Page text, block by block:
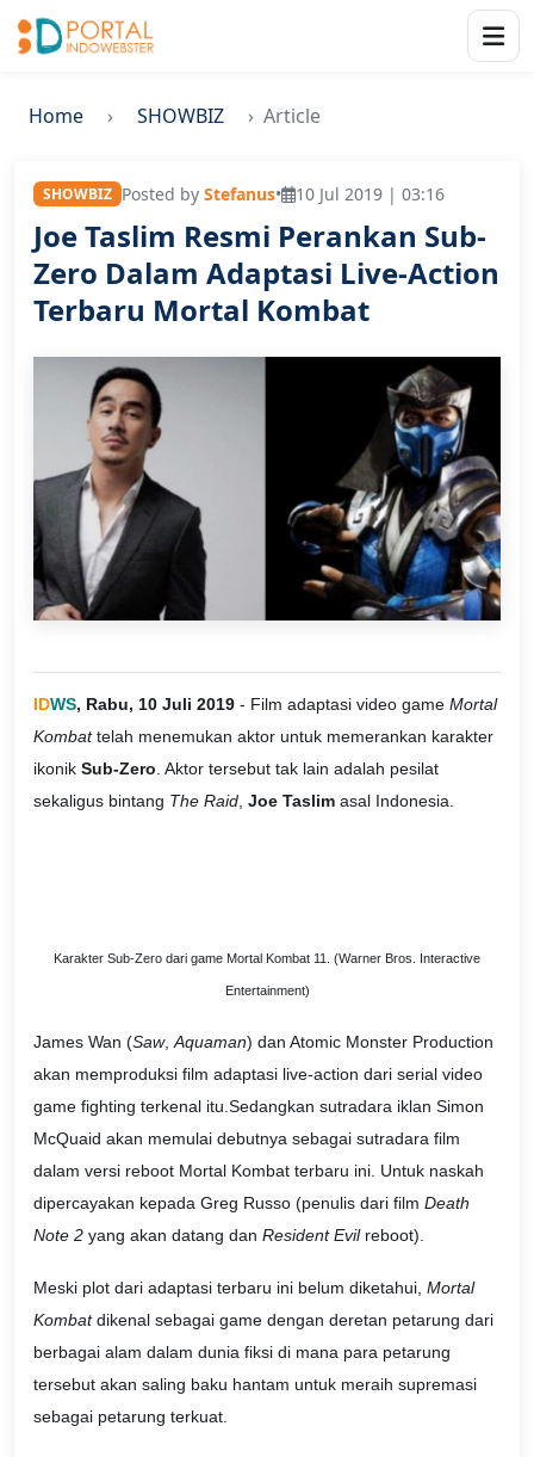
Home SHOWBIZ Article
SHOWBIZ Posted by Stefanus• 10 Jul 2019 | 03:16
Joe Taslim Resmi Perankan Sub-
Zero Dalam Adaptasi Live-Action
Terbaru Mortal Kombat
IDWS, Rabu, 10 Juli 2019 - Film adaptasi video game Mortal
Kombattelah menemukan aktor untuk memerankan karakter
ikonik Sub-Zero . Aktor tersebut tak lain adalah pesilat
sekaligus bintang The Raid Joe Taslim asal Indonesia.
Karakter Sub-Zero dari game Mortal Kombat 11. (Warner Bros. Interactive
Entertainment)
James Wan (Saw, Aquaman) dan Atomic Monster Production
akan memproduksi film adaptasi live-action dari serial video
game fighting terkenal itu.Sedangkan sutradara iklan Simon
McQuaid akan memulai debutnya sebagai sutradara film
dalam versi reboot Mortal Kombat terbaru ini. Untuk naskah
dipercayakan kepada Greg Russo (penulis dari film Death
Note 2 yang akan datang dan Resident Evil reboot).
Meski plot dari adaptasi terbaru ini belum diketahui, Mortal
Kombatdikenal sebagai game dengan deretan petarung dari
berbagai alam dalam dunia fiksi di mana para petarung
tersebut akan saling baku hantam untuk meraih supremasi
sebagai petarung terkuat.